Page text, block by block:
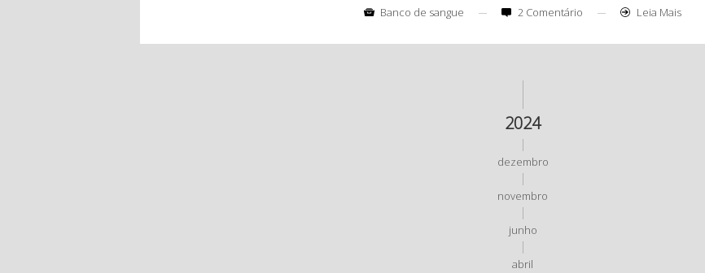
Banco de sangue 2 Comentário Leia Mais
2024
dezembro
novembro
junho
abril